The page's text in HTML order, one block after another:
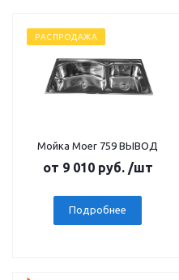
РАСПРОДАЖА
Мойка Moer 759 ВЫВОД
от 9 010 руб. /шт
Подробнее